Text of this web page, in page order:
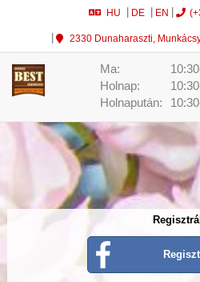
HU DE EN
2330 Dunaharaszti,
Ma:
Holnap:
Holnapután: